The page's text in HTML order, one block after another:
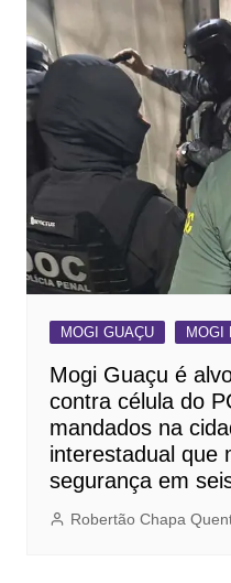
MOGI GUAÇU MOGI
Mogi Guaçu é
contra célula do
mandados na
interestadual que
segurança em
Robertão Chapa